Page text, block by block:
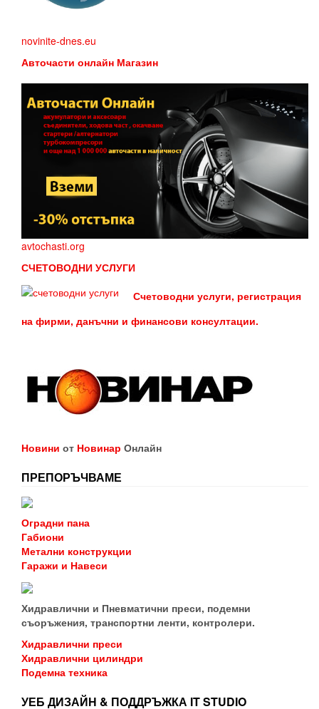
novinite-dnes.eu
Авточасти онлайн Магазин
avtochasti.org
СЧЕТОВОДНИ УСЛУГИ
Счетоводни услуги, регистрация
на фирми, данъчни и финансови консултации.
Новини от Новинар Онлайн
ПРЕПОРЪЧВАМЕ
Оградни пана
Габиони
Метални конструкции
Гаражи и Навеси
Хидравлични и Пневматични преси, подемни
съоръжения, транспортни ленти, контролери.
Хидравлични преси
Хидравлични цилиндри
Подемна техника
УЕБ ДИЗАЙН & ПОДДРЪЖКА IT STUDIO